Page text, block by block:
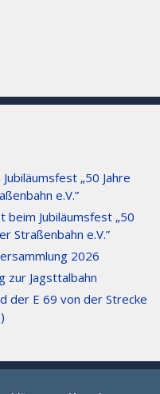
„50 Jahre
e.V.”
beim Jubiläumsfest „50
Straßenbahn e.V.”
2026
zur Jagsttalbahn
der E 69 von der Strecke